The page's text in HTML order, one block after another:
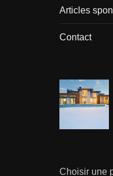
Articles
Contact
Choisir une